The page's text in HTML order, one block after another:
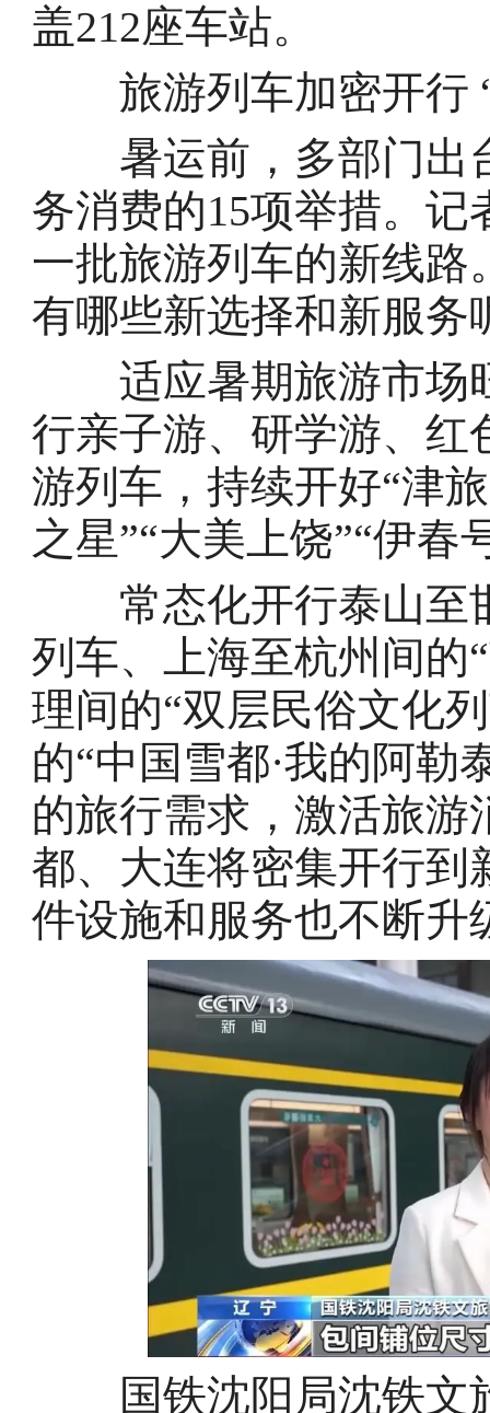
盖212座车站。
旅游列车加密开行 “
暑运前，多部门出
务消费的15项举措。
一批旅游列车的新线路
有哪些新选择和新服务
适应暑期旅游市场
行亲子游、研学游、红
游列车，持续开好“津
之星”“大美上饶”“伊春
常态化开行泰山至
列车、上海至杭州间的
理间的“双层民俗文化
的“中国雪都·我的阿勒
的旅行需求，激活旅
都、大连将密集开行到
件设施和服务也不断升
国铁沈阳局沈铁文